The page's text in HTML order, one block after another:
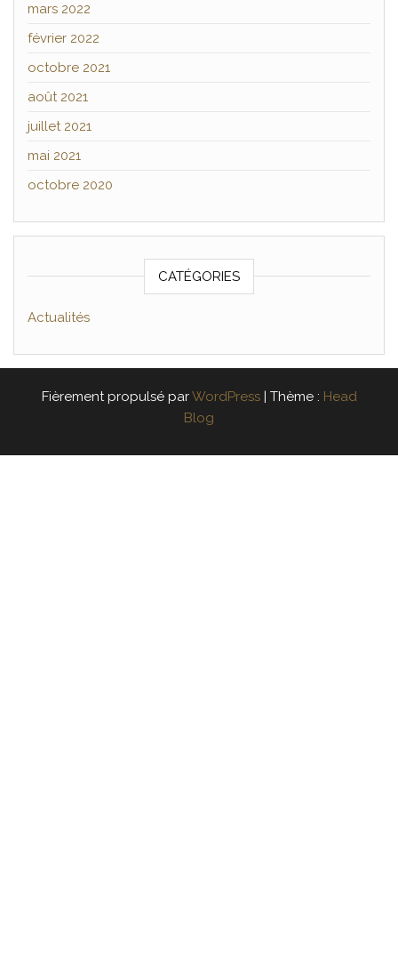
mars 2022
février 2022
octobre 2021
août 2021
juillet 2021
mai 2021
octobre 2020
CATÉGORIES
Actualités
Fièrement propulsé parWordPress Thème : Head
Blog